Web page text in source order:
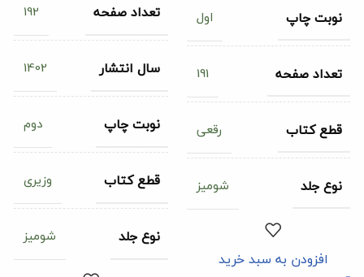
نوبت چاپ اول
تعداد صفحه 191
قطع کتاب رقعی
نوع جلد شومیز
افزودن به سبد خرید
تعداد صفحه 192
سال انتشار 1402
نوبت چاپ دوم
قطع کتاب وزیری
نوع جلد شومیز